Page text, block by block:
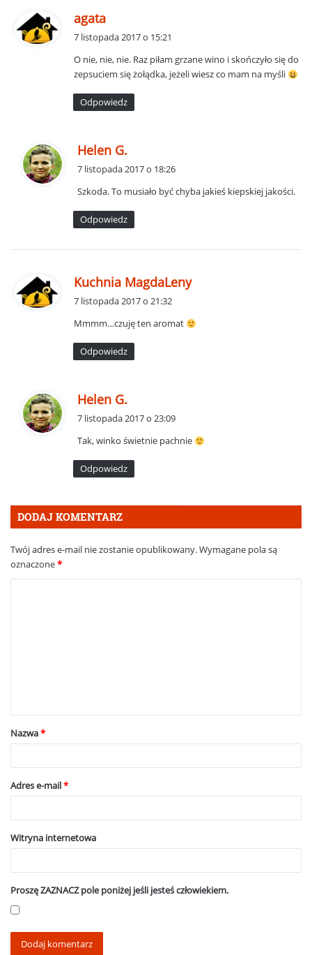
agata
z
e
:
7 listopada 2017 o 15:21
O nie, nie, nie. Raz piłam grzane wino i skończyło się do
zepsuciem się żołądka, jeżeli wiesz co mam na myśli
Odpowiedz
Helen G.
z
e
:
7 listopada 2017 o 18:26
Szkoda. To musiało być chyba jakieś kiepskiej jakości.
Odpowiedz
Kuchnia MagdaLenyp
z
7 listopada 2017 o 21:32
Mmmm…czuję ten aromat
Odpowiedz
Helen G.
z
e
:
7 listopada 2017 o 23:09
Tak, winko świetnie pachnie
Odpowiedz
DODAJ KOMENTARZ
Twój adres e-mail nie zostanie opublikowany.Wymagane pola są
oznaczone*
a
rNazwa*
Adres e-mail*
Witryna internetowa
Proszę ZAZNACZ pole poniżej jeśli jesteś człowiekiem.